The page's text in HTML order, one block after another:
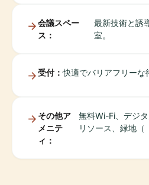
会議スペー
ス：
最新技術と誘
室。
受付：快適でバリアフリーな
その他ア
メニテ
ィ：
無料Wi-Fi、デジ
リソース、緑地（